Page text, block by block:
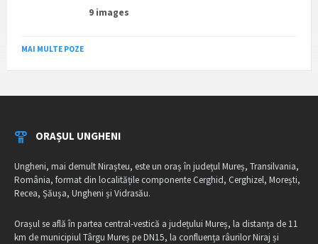
9 images
MAI MULTE POZE
ORAȘUL UNGHENI
Ungheni, mai demult Nirașteu, este un oraș în județul Mureș, Transilvania,
România, format din localitățile componente Cerghid, Cerghizel, Morești,
Recea, Șăușa, Ungheni și Vidrasău.
Orașul se află în partea central-vestică a județului Mureș, la distanța de 11
km de municipiul Târgu Mureș pe DN15, la confluența râurilor Niraj și